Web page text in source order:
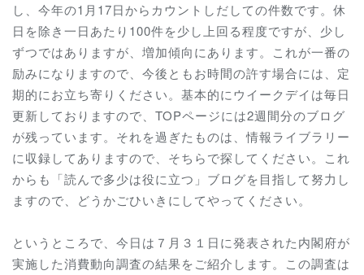
し、今年の1月17日からカウントしだしての件数です。休
日を除き一日あたり100件を少し上回る程度ですが、少し
ずつではありますが、増加傾向にあります。これが一番の
励みになりますので、今後ともお時間の許す場合には、定
期的にお立ち寄りください。基本的にウイークデイは毎日
更新しておりますので、TOPページには2週間分のブログ
が残っています。それを過ぎたものは、情報ライブラリー
に収録してありますので、そちらで探してください。これ
からも「読んで多少は役に立つ」ブログを目指して努力し
ますので、どうかごひいきにしてやってください。
というところで、今日は７月３１日に発表された内閣府が
実施した消費動向調査の結果をご紹介します。この調査は